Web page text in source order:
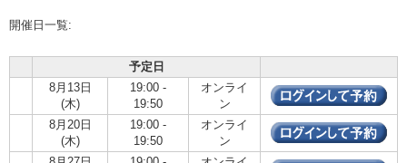
開催日一覧:
予定日
8月13日
(木)
19:00 -
19:50
オンライ
ン
8月20日
(木)
19:00 -
19:50
オンライ
ン